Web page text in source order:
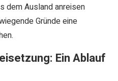
dem Ausland anreisen
Gründe eine
Ein Ablauf